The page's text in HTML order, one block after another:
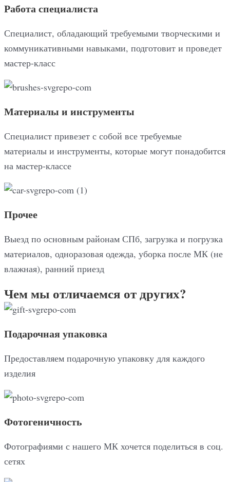
Работа специалиста
Специалист, обладающий требуемыми творческими и
коммуникативными навыками, подготовит и проведет
мастер-класс
Материалы и инструменты
Специалист привезет с собой все требуемые
материалы и инструменты, которые могут понадобится
на мастер-классе
Прочее
Выезд по основным районам СПб, загрузка и погрузка
материалов, одноразовая одежда, уборка после МК (не
влажная), ранний приезд
Чем мы отличаемся от других?
Подарочная упаковка
Предоставляем подарочную упаковку для каждого
изделия
Фотогеничность
Фотографиями с нашего МК хочется поделиться в соц.
сетях